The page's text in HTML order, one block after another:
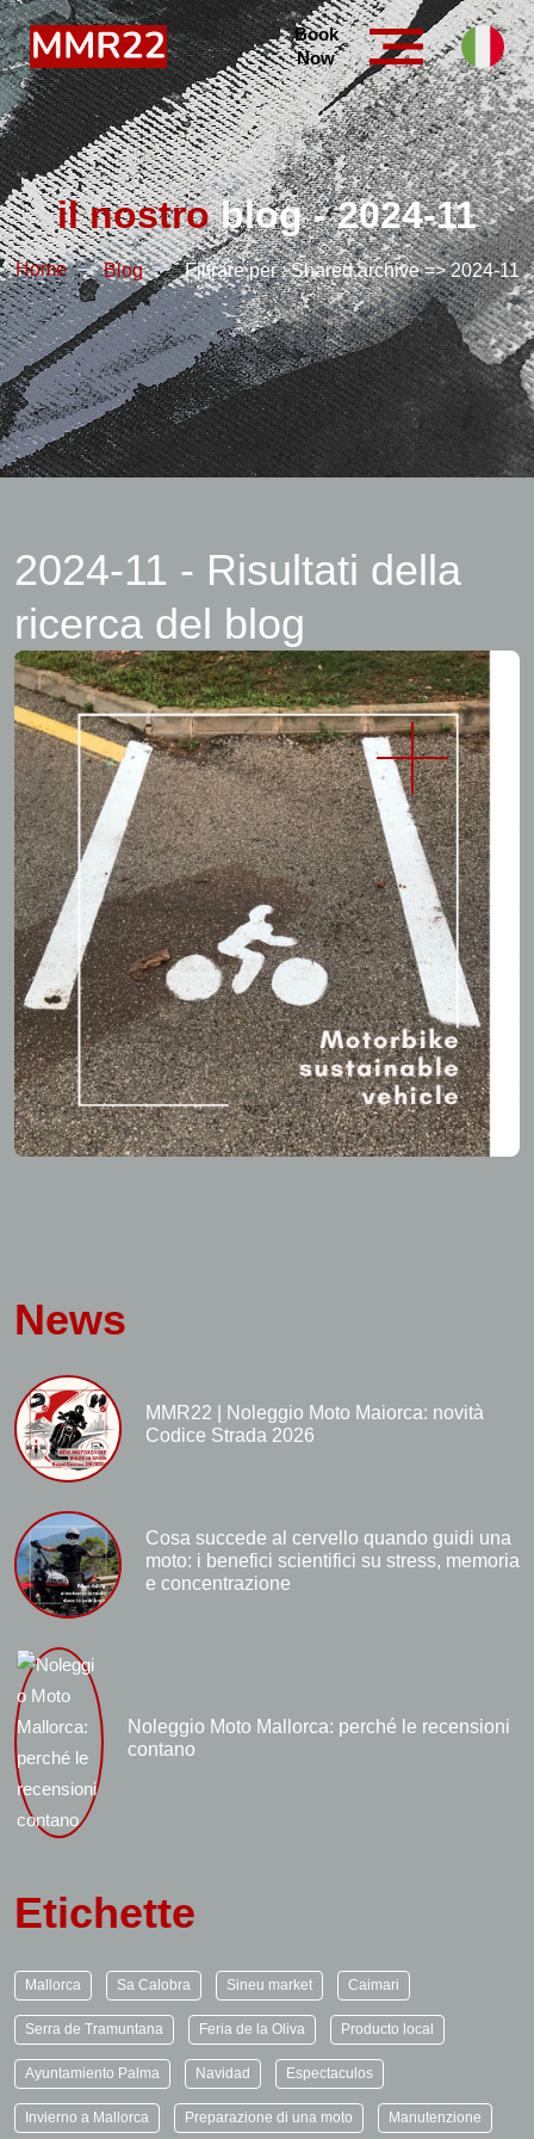
Book
Now
il nostroblog - 2024-11
Home Blog Filtrare per : Shared.archive => 2024-11
2024-11 - Risultati della
ricerca del blog
News
MMR22 | Noleggio Moto Maiorca: novità
Codice Strada 2026
Cosa succede al cervello quando guidi una
moto: i benefici scientifici su stress, memoria
e concentrazione
Noleggio Moto Mallorca: perché le recensioni
contano
Etichette
Mallorca Sa Calobra Sineu market Caimari
Serra de Tramuntana Feria de la Oliva Producto local
Ayuntamiento Palma Navidad Espectaculos
Invierno a Mallorca Preparazione di una moto Manutenzione